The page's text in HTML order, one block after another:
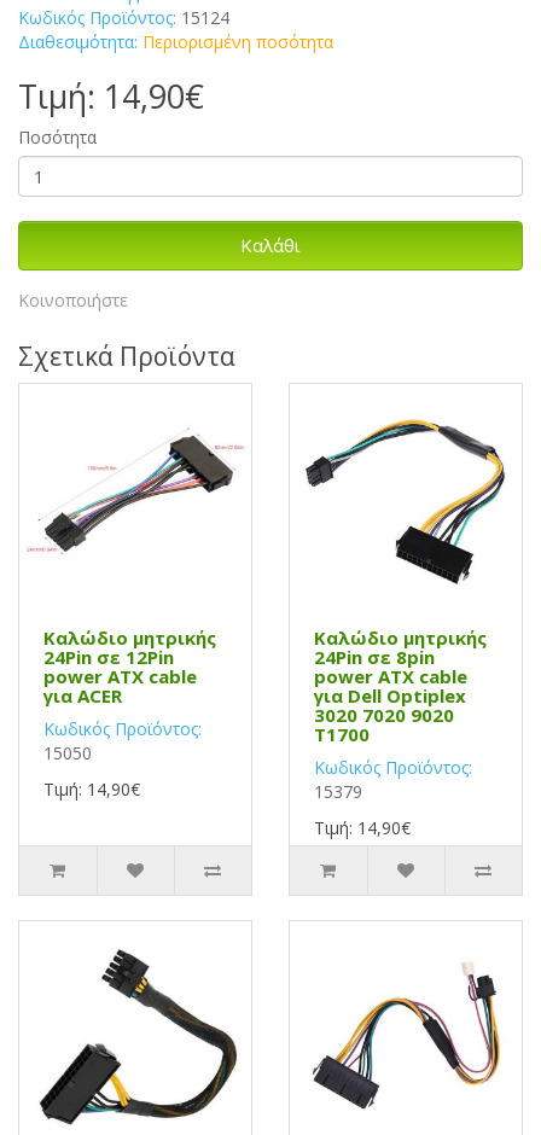
Κωδικός Προϊόντος: 15124
Διαθεσιμότητα: Περιορισμένη ποσότητα
Τιμή: 14,90€
Ποσότητα
Καλάθι
Κοινοποιήστε
Σχετικά Προϊόντα
Καλώδιο μητρικής
24Pin σε 12Pin
power ATX cable
για ACER
Κωδικός Προϊόντος:
15050
Τιμή: 14,90€
Καλώδιο μητρικής
24Pin σε 8pin
power ATX cable
για Dell Optiplex
3020 7020 9020
T1700
Κωδικός Προϊόντος:
15379
Τιμή: 14,90€